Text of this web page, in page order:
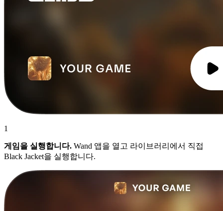
1
게임을 실행합니다. Wand 앱을 열고 라이브러리에서 직접
Black Jacket을 실행합니다.